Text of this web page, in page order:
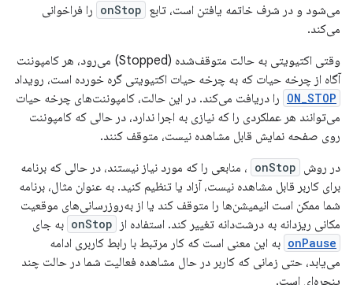
می‌شود و در شرف خاتمه یافتن است، تابع onStop را فراخوانی
می‌کند.
وقتی اکتیویتی به حالت متوقف‌شده (Stopped) می‌رود، هر کامپوننت
آگاه از چرخه حیات که به چرخه حیات اکتیویتی گره خورده است، رویداد
ON_STOP را دریافت می‌کند. در این حالت، کامپوننت‌های چرخه حیات
می‌توانند هر عملکردی را که نیازی به اجرا ندارد، در حالی که کامپوننت
روی صفحه نمایش قابل مشاهده نیست، متوقف کنند.
در روش onStop ، منابعی را که مورد نیاز نیستند، در حالی که برنامه
برای کاربر قابل مشاهده نیست، آزاد یا تنظیم کنید. به عنوان مثال، برنامه
شما ممکن است انیمیشن‌ها را متوقف کند یا از به‌روزرسانی‌های موقعیت
مکانی ریزدانه به درشت‌دانه تغییر کند. استفاده از
onStop به جای
onPause به این معنی است که کار مرتبط با رابط کاربری ادامه
می‌یابد، حتی زمانی که کاربر در حال مشاهده فعالیت شما در حالت چند
پنجره‌ای است.